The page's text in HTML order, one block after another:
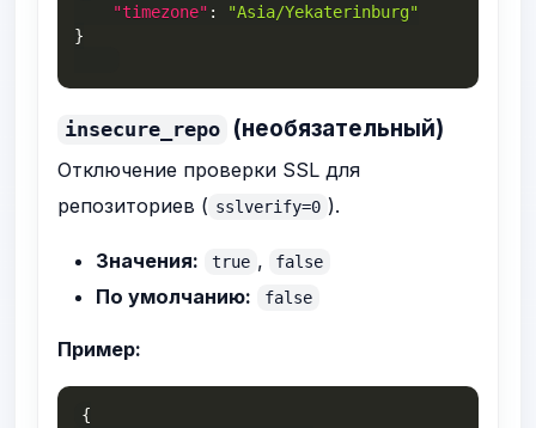
"timezone" :
"Asia/Yekaterinburg"
}
insecure_repo (необязательный)
Отключение проверки SSL для
репозиториев ( sslverify=0 ).
Значения: true , false
По умолчанию: false
Пример:
{